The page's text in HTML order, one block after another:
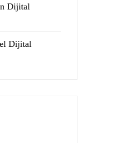
Dijital
Dijital